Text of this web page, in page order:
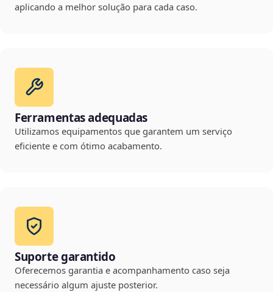
aplicando a melhor solução para cada caso.
Ferramentas adequadas
Utilizamos equipamentos que garantem um serviço
eficiente e com ótimo acabamento.
Suporte garantido
Oferecemos garantia e acompanhamento caso seja
necessário algum ajuste posterior.